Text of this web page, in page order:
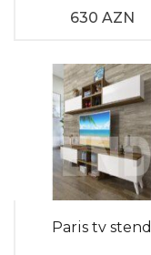
şərayit
köməklik edəcəkdir.
arasında seçim
ilə uyğunlaşacaq
Ölçü
əməkdaşlardan
630 AZN
Paris tv stend